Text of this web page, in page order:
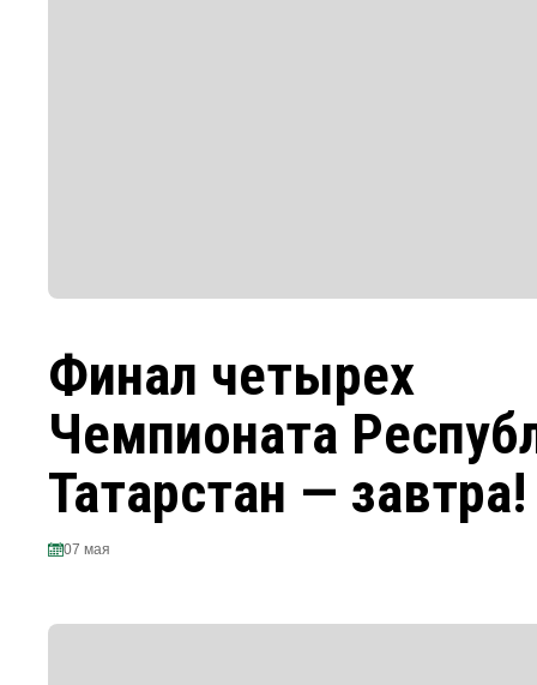
Финал четырех
Чемпионата
Татарстан — завтра!
07 мая